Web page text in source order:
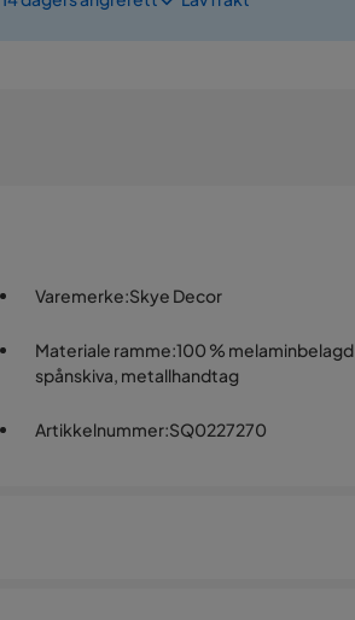
Varemerke:Skye Decor
Materiale ramme:100 % melaminbelagd
spånskiva, metallhandtag
Artikkelnummer:SQ0227270